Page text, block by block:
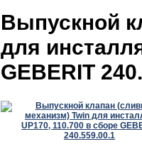
Выпускной
для
GEBERIT